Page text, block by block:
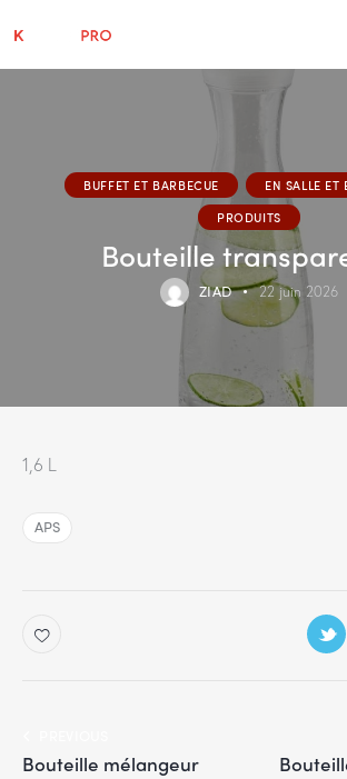
BUFFET ET BARBECUE
EN SALLE ET
PRODUITS
Bouteille
ZIAD 22 juin 2026
1,6 L
APS
Bouteille mélangeur